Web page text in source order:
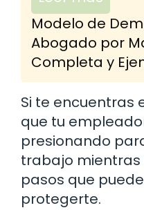
Modelo de
Abogado por
Completa y
Si te encuentras
que tu
presionando
trabajo mientras
pasos que
protegerte.